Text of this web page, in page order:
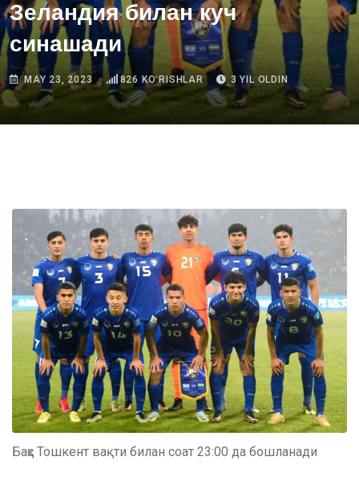
Зеландия билан куч
синашади
MAY 23, 2023 826 KOʻRISHLAR 3 YIL OLDIN
Баҳс Тошкент вақти билан соат 23:00 да бошланади